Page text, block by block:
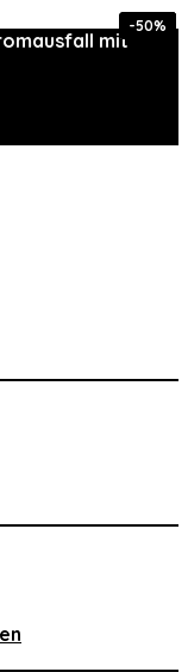
mit
-19%
-19%
-7%
-6%
-20%
-50%